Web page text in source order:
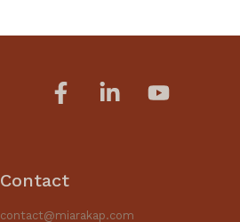
Contact
contact@miarakap.com